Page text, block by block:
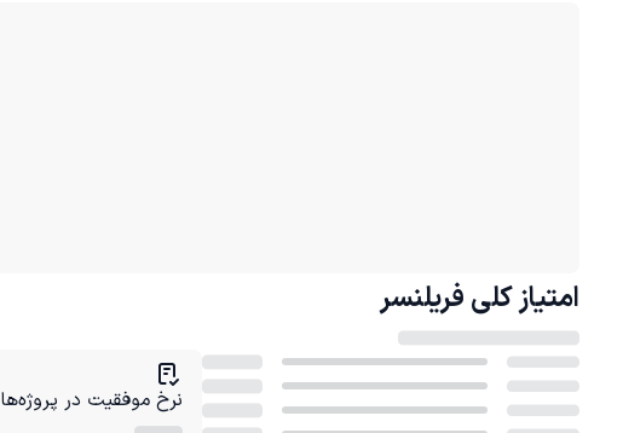
امتیاز کلی فریلنسر
نرخ موفقیت در پروژه‌ها